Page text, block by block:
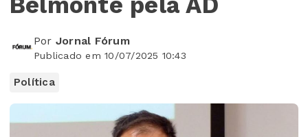
Por Jornal Fórum
Publicado em 10/07/2025 10:43
Política